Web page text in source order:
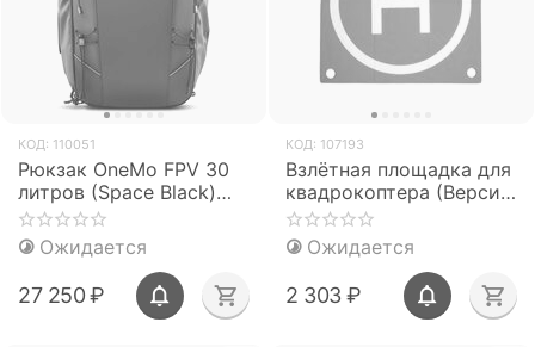
КОД: 110051
Рюкзак OneMo FPV 30
литров (Space Black)
(PGYTECH P-CB-118)
Ожидается
27 250₽
КОД: 107193
Взлётная площадка для
квадрокоптера (Версия
Pro) V2 (PGYTECH P-
GM-143)
Ожидается
2 303 ₽